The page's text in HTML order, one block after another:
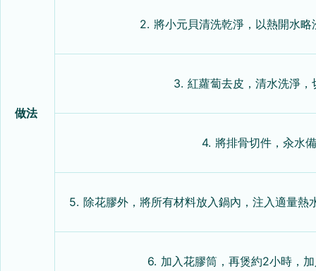
做法
2. 將小元貝清洗乾淨，以熱開水略
3. 紅蘿蔔去皮，清水洗淨，
4. 將排骨切件，汆水
5. 除花膠外，將所有材料放入鍋內，注入適量熱
6. 加入花膠筒，再煲約2小時，